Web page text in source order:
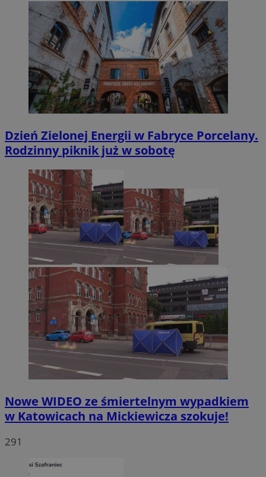
Dzień Zielonej Energii w Fabryce Porcelany.
Rodzinny piknik już w sobotę
Nowe WIDEO ze śmiertelnym wypadkiem
w Katowicach na Mickiewicza szokuje!
291